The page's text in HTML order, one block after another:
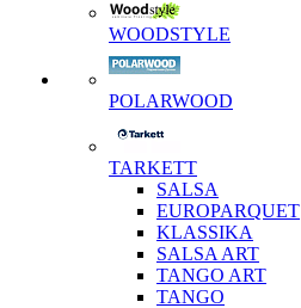
WOODSTYLE
POLARWOOD
TARKETT
SALSA
EUROPARQUET
KLASSIKA
SALSA ART
TANGO ART
TANGO